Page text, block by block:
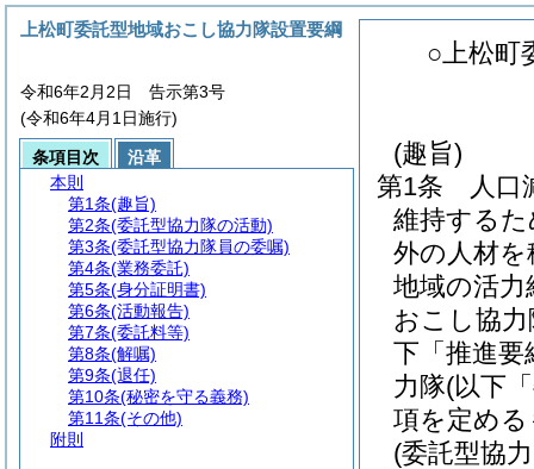
○上松町
(趣旨)
第1条
人口
維持する
外の人材
地域の活
おこし協
下「推進要
力隊(以下
項を定め
(委託型協
上松町委託型地域おこし協力隊設置要綱
令和6年2月2日 告示第3号
(令和6年4月1日施行)
条項目次
沿革
本則
第1条(趣旨)
第2条(委託型協力隊の活動)
第3条(委託型協力隊員の委嘱)
第4条(業務委託)
第5条(身分証明書)
第6条(活動報告)
第7条(委託料等)
第8条(解嘱)
第9条(退任)
第10条(秘密を守る義務)
第11条(その他)
附則